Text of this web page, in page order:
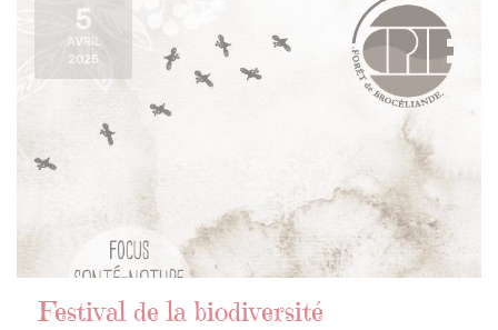
5
AVRIL
2025
Festival de la biodiversité